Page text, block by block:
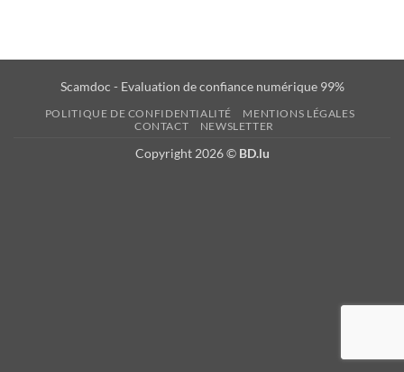
Scamdoc - Evaluation de confiance numérique 99%
POLITIQUE DE CONFIDENTIALITÉ
MENTIONS LÉGALES
CONTACT
NEWSLETTER
Copyright 2026 © BD.lu